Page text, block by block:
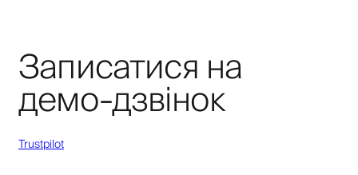
Записатися на
демо-дзвінок
Trustpilot